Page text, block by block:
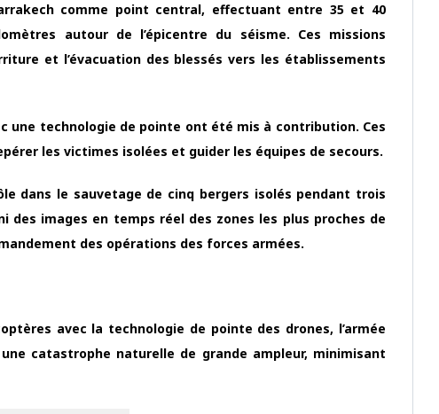
comme point central, effectuant entre 35 et 40
autour de l’épicentre du séisme. Ces missions
et l’évacuation des blessés vers les établissements
une technologie de pointe ont été mis à contribution. Ces
les victimes isolées et guider les équipes de secours.
dans le sauvetage de cinq bergers isolés pendant trois
des images en temps réel des zones les plus proches de
des opérations des forces armées.
avec la technologie de pointe des drones, l’armée
catastrophe naturelle de grande ampleur, minimisant